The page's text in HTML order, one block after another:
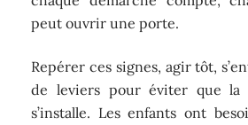
peut ouvrir une porte.
Repérer ces signes, agir tôt,
de leviers pour éviter que la
s’installe. Les enfants ont